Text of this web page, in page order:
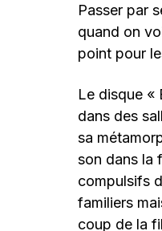
Passer par
quand on
point pour
Le disque «
dans des
sa
son dans la
compulsifs
familiers
coup de la